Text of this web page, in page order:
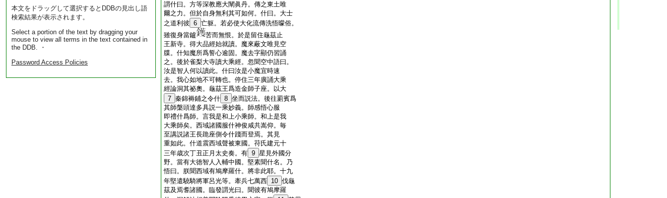
本文をドラッグして選択するとDDBの見出し語
検索結果が表示されます。
Select a portion of the text by dragging your
mouse to view all terms in the text contained in
the DDB. ・
Password Access Policies
謂什曰。方等深教應大闡眞丹。傳之東土唯
爾之力。但於自身無利其可如何。什曰。大士
之道利彼 6 亡躯。若必使大化流傳洗悟曚俗。
雖復身當鑪
苦而無恨。於是留住龜茲止
王新寺。得大品經始就讀。魔來蔽文唯見空
牒。什知魔所爲誓心逾固。魔去字顯仍習誦
之。後於雀梨大寺讀大乘經。忽聞空中語曰。
汝是智人何以讀此。什曰汝是小魔宜時速
去。我心如地不可轉也。停住三年廣誦大乘
經論洞其祕奧。龜茲王爲造金師子座。以大
7 秦錦褥鋪之令什 8 坐而説法。後往罽賓爲
其師槃頭達多具説一乘妙義。師感悟心服
即禮什爲師。言我是和上小乘師。和上是我
大乘師矣。西域諸國服什神俊咸共嵩仰。毎
至講説諸王長跪座側令什踐而登焉。其見
重如此。什道震西域聲被東國。苻氏建元十
三年歳次丁丑正月太史奏。有 9 星見外國分
野。當有大徳智人入輔中國。堅素聞什名。乃
悟曰。朕聞西域有鳩摩羅什。將非此耶。十九
年堅遣驍騎將軍呂光等。牽兵七萬西 10 伐龜
茲及焉耆諸國。臨發謂光曰。聞彼有鳩摩羅